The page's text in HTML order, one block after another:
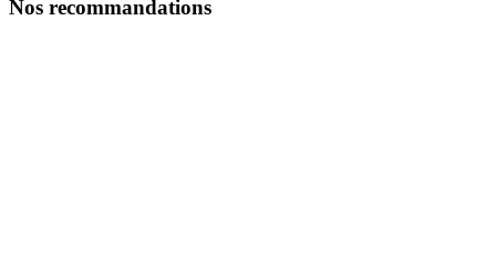
Nos recommandations